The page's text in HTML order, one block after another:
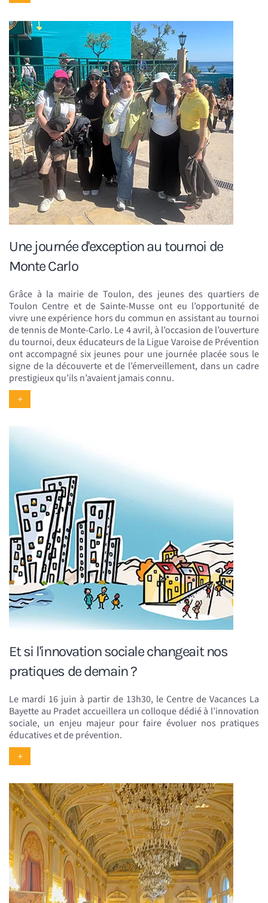
Une journée d'exception au tournoi de
Monte Carlo
Grâce à la mairie de Toulon, des jeunes des quartiers de
Toulon Centre et de Sainte-Musse ont eu l’opportunité de
vivre une expérience hors du commun en assistant au tournoi
de tennis de Monte-Carlo. Le 4 avril, à l’occasion de l’ouverture
du tournoi, deux éducateurs de la Ligue Varoise de Prévention
ont accompagné six jeunes pour une journée placée sous le
signe de la découverte et de l’émerveillement, dans un cadre
prestigieux qu’ils n’avaient jamais connu.
+
Et si l'innovation sociale changeait nos
pratiques de demain ?
Le mardi 16 juin à partir de 13h30, le Centre de Vacances La
Bayette au Pradet accueillera un colloque dédié à l’innovation
sociale, un enjeu majeur pour faire évoluer nos pratiques
éducatives et de prévention.
+